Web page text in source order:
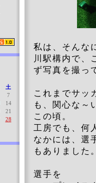
私は、そんな
川駅構内で、
ず写真を撮っ
これまでサッ
も、関心な～
この頃。
工房でも、何
なかには、選
もありました
選手を
土
7
14
21
28